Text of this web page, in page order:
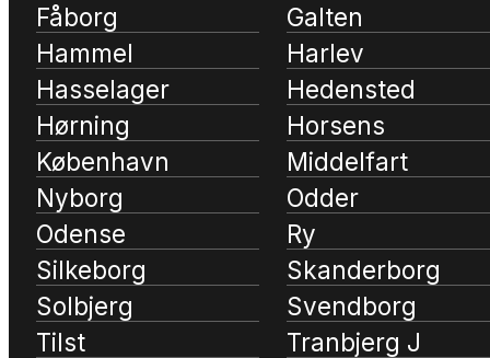
Fåborg
Galten
Hammel
Harlev
Hasselager
Hedensted
Hørning
Horsens
København
Middelfart
Nyborg
Odder
Odense
Ry
Silkeborg
Skanderborg
Solbjerg
Svendborg
Tilst
Tranbjerg J